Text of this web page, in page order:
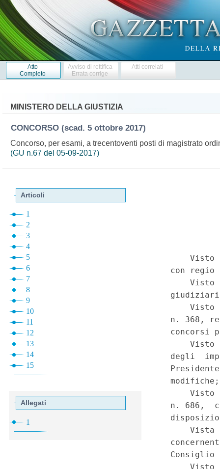
Atto
Completo
Avviso di rettifica
Errata corrige
Atti correlati
MINISTERO DELLA GIUSTIZIA
CONCORSO (scad. 5 ottobre 2017)
Concorso, per esami, a trecentoventi posti di magistrato
(GU n.67 del 05-09-2017)